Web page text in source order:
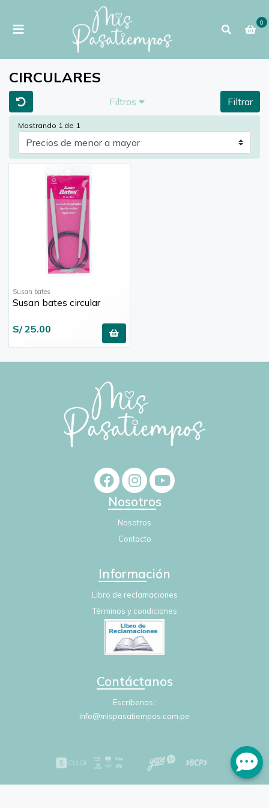
0
CIRCULARES
Filtros Filtrar
Mostrando 1 de 1
Susan bates
Susan bates circular
S/ 25.00
Nosotros
Nosotros
Contacto
Información
Libro de reclamaciones
Términos y condiciones
Contáctanos
Escríbenos
info@mispasatiempos.com.pe